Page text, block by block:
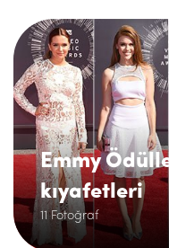
Emmy
kıyafetleri
11 Fotoğraf